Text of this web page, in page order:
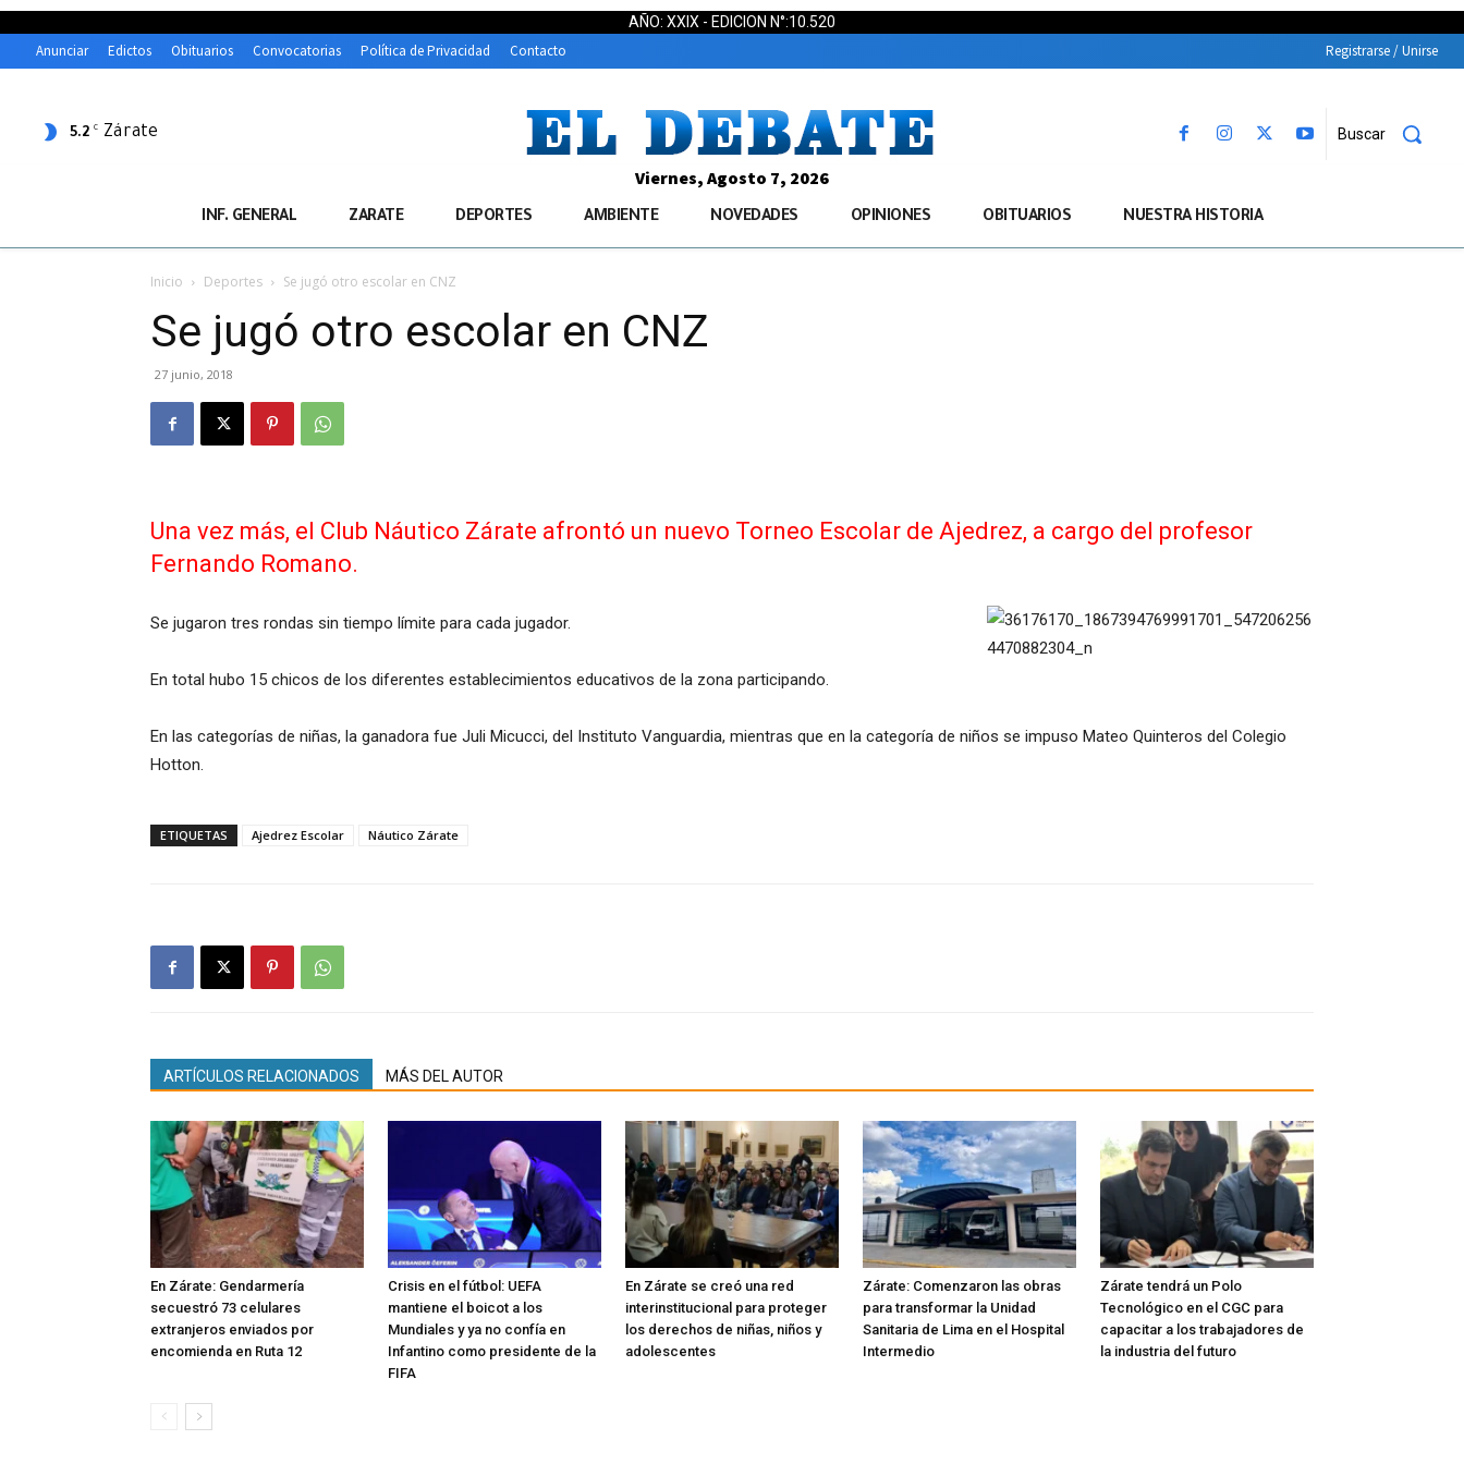
AÑO: XXIX - EDICION N°:10.520
Anunciar Edictos Obituarios Convocatorias Política de Privacidad Contacto Registrarse / Unirse
5.2 C Zárate Buscar
Viernes, Agosto 7, 2026
INF. GENERAL ZARATE DEPORTES AMBIENTE NOVEDADES OPINIONES OBITUARIOS NUESTRA HISTORIA
Inicio Deportes Se jugó otro escolar en CNZ
Se jugó otro escolar en CNZ
27 junio, 2018
Una vez más, el Club Náutico Zárate afrontó un nuevo Torneo Escolar de Ajedrez, a cargo del profesor
Fernando Romano.
Se jugaron tres rondas sin tiempo límite para cada jugador.
En total hubo 15 chicos de los diferentes establecimientos educativos de la zona participando.
En las categorías de niñas, la ganadora fue Juli Micucci, del Instituto Vanguardia, mientras que en la categoría de niños se impuso Mateo Quinteros del Colegio
Hotton.
ETIQUETAS Ajedrez Escolar Náutico Zárate
ARTÍCULOS RELACIONADOS MÁS DEL AUTOR
En Zárate: Gendarmería
secuestró 73 celulares
extranjeros enviados por
encomienda en Ruta 12
Crisis en el fútbol: UEFA
mantiene el boicot a los
Mundiales y ya no confía en
Infantino como presidente de la
FIFA
En Zárate se creó una red
interinstitucional para proteger
los derechos de niñas, niños y
adolescentes
Zárate: Comenzaron las obras
para transformar la Unidad
Sanitaria de Lima en el Hospital
Intermedio
Zárate tendrá un Polo
Tecnológico en el CGC para
capacitar a los trabajadores de
la industria del futuro